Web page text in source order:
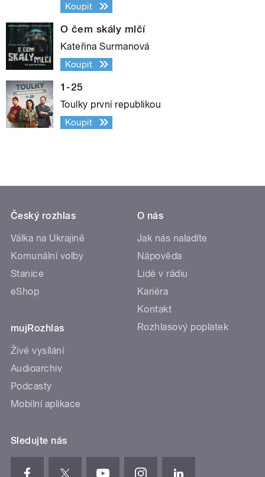
Koupit
O čem skály mlčí
Kateřina Surmanová
Koupit
1-25
Toulky první republikou
Koupit
Český rozhlas
Válka na Ukrajině
Komunální volby
Stanice
eShop
mujRozhlas
Živé vysílání
Audioarchiv
Podcasty
Mobilní aplikace
O nás
Jak nás naladíte
Nápověda
Lidé v rádiu
Kariéra
Kontakt
Rozhlasový poplatek
Sledujte nás